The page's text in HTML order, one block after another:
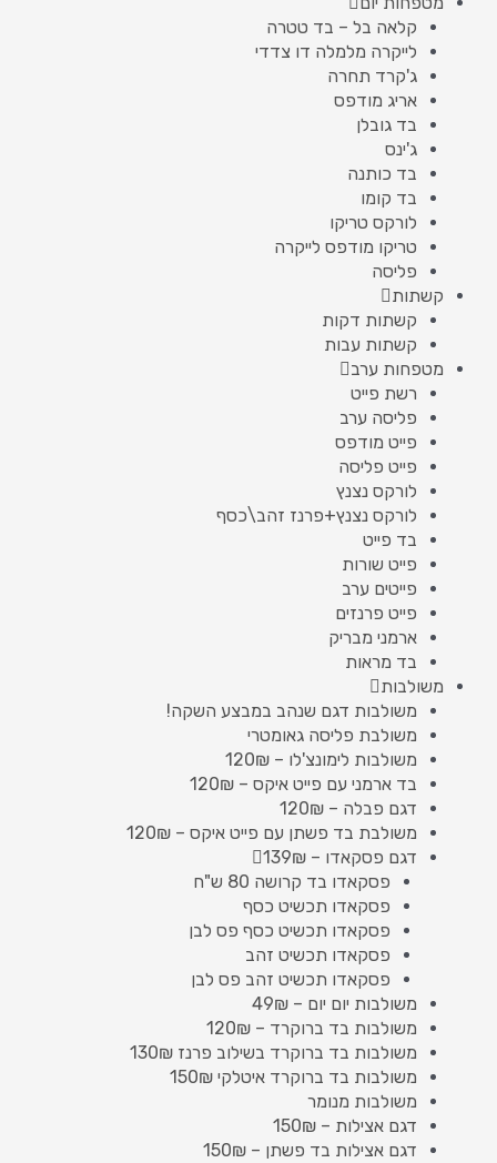
קלאה בל – בד טטרה
לייקרה מלמלה דו צדדי
ג'קרד תחרה
אריג מודפס
בד גובלן
ג'ינס
בד כותנה
בד קומו
לורקס טריקו
טריקו מודפס לייקרה
פליסה
קשתות
קשתות דקות
קשתות עבות
מטפחות ערב
רשת פייט
פליסה ערב
פייט מודפס
פייט פליסה
לורקס נצנץ
לורקס נצנץ+פרנז זהב\כסף
בד פייט
פייט שורות
פייטים ערב
פייט פרנזים
ארמני מבריק
בד מראות
משולבות
משולבות דגם שנהב במבצע השקה!
משולבת פליסה גאומטרי
משולבות לימונצ'לו – 120₪
בד ארמני עם פייט איקס – 120₪
דגם פבלה – 120₪
משולבת בד פשתן עם פייט איקס – 120₪
דגם פסקאדו – 139₪
פסקאדו בד קרושה 80 ש"ח
פסקאדו תכשיט כסף
פסקאדו תכשיט כסף פס לבן
פסקאדו תכשיט זהב
פסקאדו תכשיט זהב פס לבן
משולבות יום יום – 49₪
משולבות בד ברוקרד – 120₪
משולבות בד ברוקרד בשילוב פרנז 130₪
משולבות בד ברוקרד איטלקי 150₪
משולבות מנומר
דגם אצילות – 150₪
דגם אצילות בד פשתן – 150₪